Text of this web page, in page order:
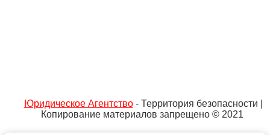
Юридическое Агентство- Территория безопасности |
Копирование материалов запрещено © 2021